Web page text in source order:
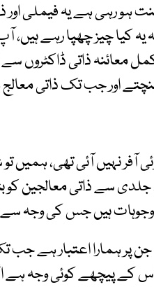
رہی ہے یہ فیملی اور
چیز چھپا رہے ہیں، آپ
معائنہ ذاتی ڈاکٹروں
اور جب تک ذاتی
نہیں آئی تھی، ہمیں تو
جلدی سے ذاتی معالجین کو
ہیں جس کی وجہ سے
پر ہمارا اعتبار ہے
کے پیچھے کوئی وجہ ہے